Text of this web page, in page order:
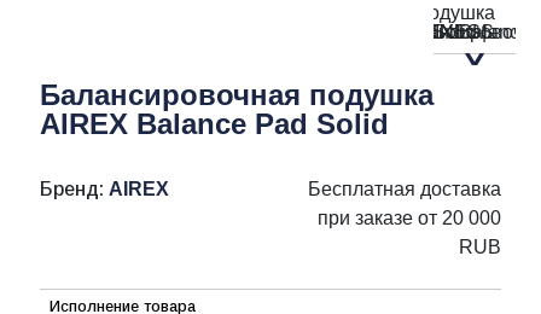
Балансировочная подушка
AIREX Balance Pad Solid
Бренд: AIREX
Бесплатная доставка
при заказе от 20 000
RUB